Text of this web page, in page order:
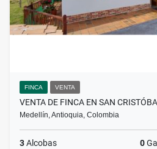
FINCA VENTA
VENTA DE FINCA EN SAN
Medellín, Antioquia, Colombia
3Alcobas 0